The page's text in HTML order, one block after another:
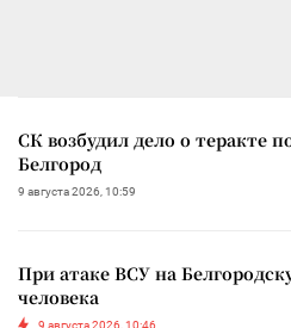
СК возбудил дело о теракте
Белгород
9 августа 2026, 10:59
При атаке ВСУ на
человека